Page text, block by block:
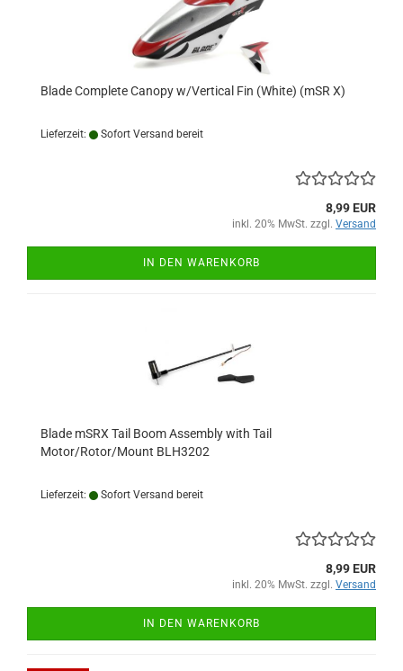
Blade Complete Canopy w/Vertical Fin (White) (mSR X)
Lieferzeit: Sofort Versand bereit
8,99 EUR
inkl. 20% MwSt. zzgl. Versand
IN DEN WARENKORB
Blade mSRX Tail Boom Assembly with Tail
Motor/Rotor/Mount BLH3202
Lieferzeit: Sofort Versand bereit
8,99 EUR
inkl. 20% MwSt. zzgl. Versand
IN DEN WARENKORB